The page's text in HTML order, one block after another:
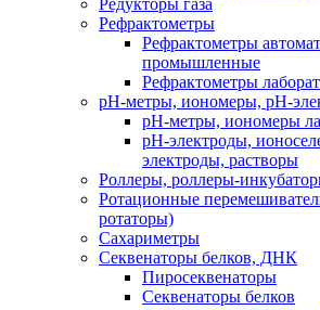
Редукторы газа
Рефрактометры
Рефрактометры
промышленные
Рефрактометры
рН-метры, иономеры, рН-
рН-метры, иономеры
рН-электроды,
электроды, растворы
Роллеры, роллеры-
Ротационные
ротаторы)
Сахариметры
Секвенаторы белков, ДНК
Пиросеквенаторы
Секвенаторы белков